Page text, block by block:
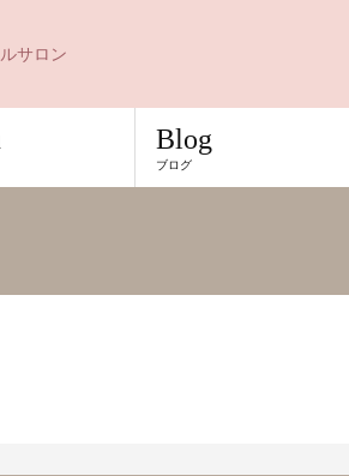
サロン
Blog
ブログ